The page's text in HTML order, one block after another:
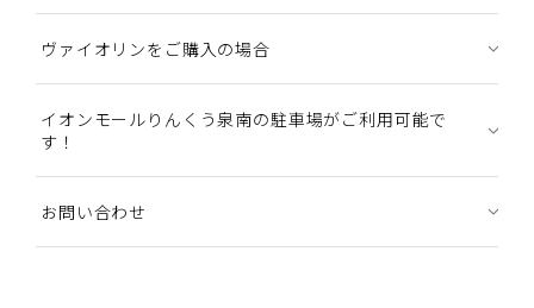
ヴァイオリンをご購入の場合
イオンモールりんくう泉南の駐車場がご利用可能で
す！
お問い合わせ